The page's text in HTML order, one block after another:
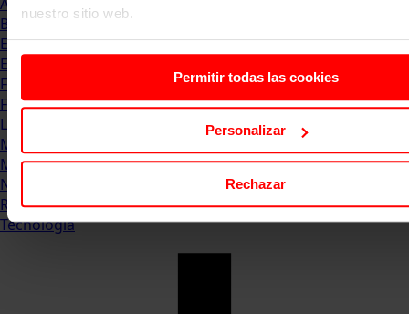
nuestro sitio web.
Permitir todas las cookies
Personalizar
Rechazar
Business
Empleo & Emprendimiento
Empresas
Finanzas
Formación & Estudios
Luxury
Management
Marketing & Comunicación
Negocios
Recursos Humanos
Tecnología